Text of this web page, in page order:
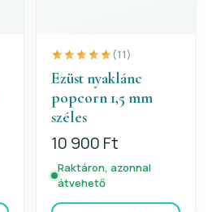
(11)
Ezüst nyaklánc
popcorn 1,5 mm
széles
10 900 Ft
Raktáron, azonnal
átvehető